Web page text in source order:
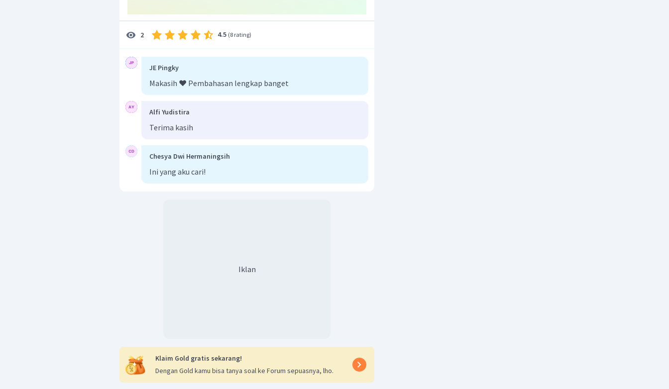
Panjang PR
2 4.5 (8 rating)
JE Pingky
Makasih ❤️ Pembahasan lengkap banget
Alfi Yudistira
Terima kasih
Chesya Dwi Hermaningsih
Ini yang aku cari!
Iklan
Klaim Gold gratis sekarang!
Dengan Gold kamu bisa tanya soal ke Forum sepuasnya, lho.